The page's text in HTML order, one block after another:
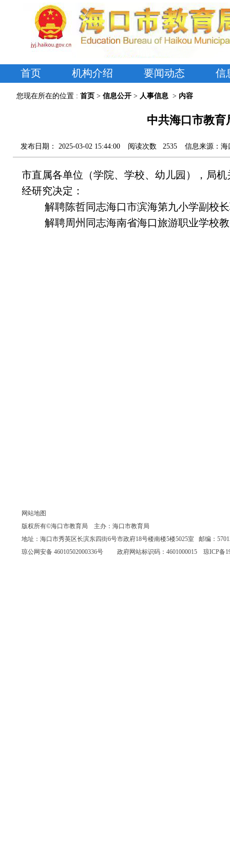
首页 机构介绍 要闻动态 信
您现在所在的位置 : 首页 > 信息公开 > 人事信息 > 内容
中共海口市教
发布日期： 2025-03-02 15:44:00 阅读次数 2535 信息来源： 海
市直属各单位（学院、学校、幼儿园），局
经研究决定：
解聘陈哲同志海口市滨海第九小学副校长
解聘周州同志海南省海口旅游职业学校教
网站地图
版权所有©海口市教育局 主办：海口市教育局
地址：海口市秀英区长滨东四街6号市政府18号楼南楼5楼5025室 邮编：
琼公网安备 46010502000336号 政府网站标识码：4601000015 琼ICP备